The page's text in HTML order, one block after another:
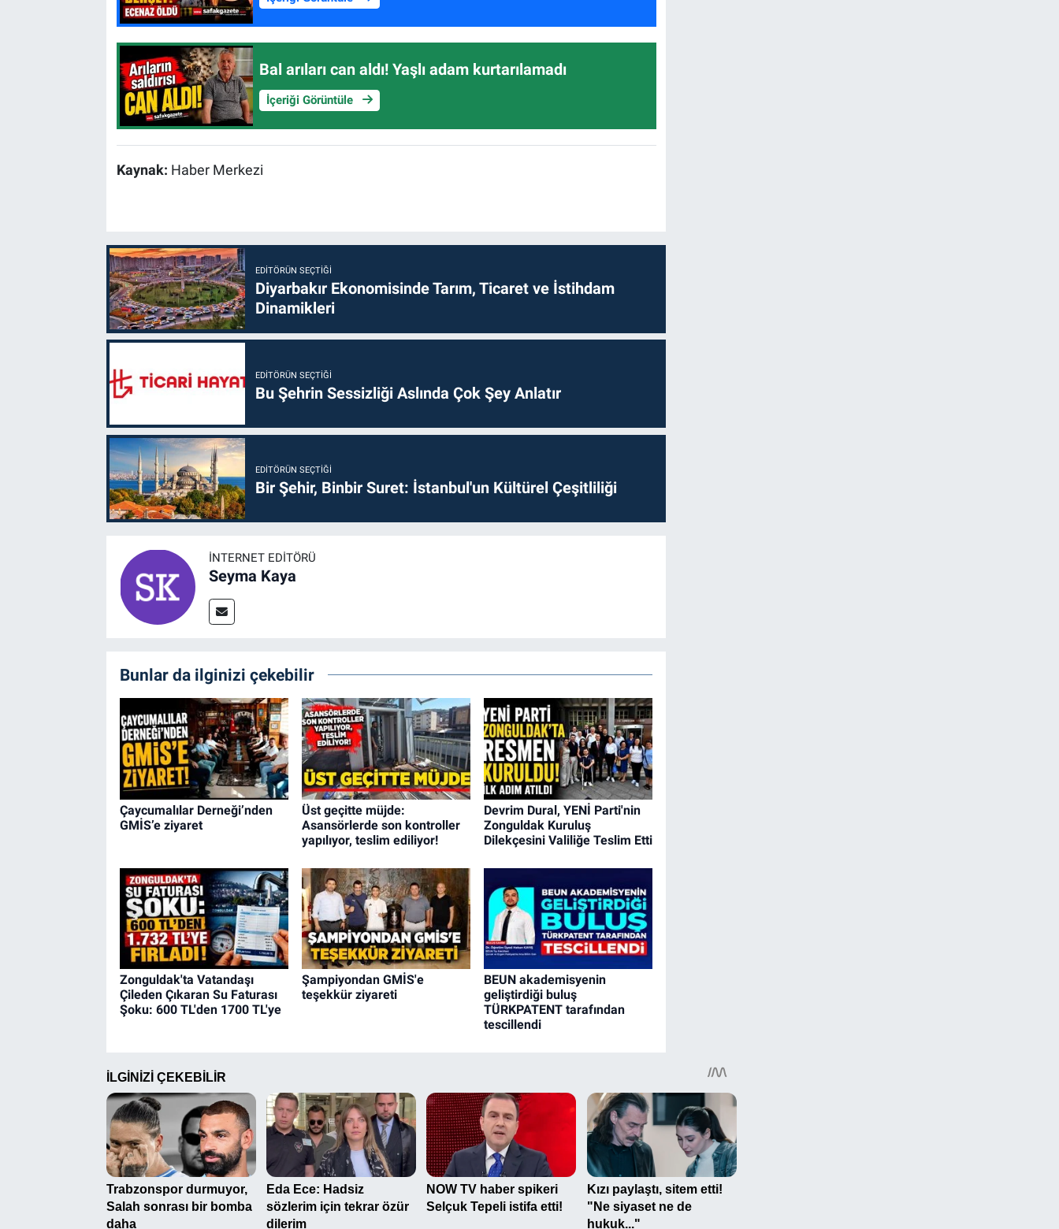
Bal arıları can aldı! Yaşlı adam kurtarılamadı
İçeriği Görüntüle
Kaynak: Haber Merkezi
EDITÖRÜN SEÇTIĞI
Diyarbakır Ekonomisinde Tarım, Ticaret ve İstihdam
Dinamikleri
EDITÖRÜN SEÇTIĞI
Bu Şehrin Sessizliği Aslında Çok Şey Anlatır
EDITÖRÜN SEÇTIĞI
Bir Şehir, Binbir Suret: İstanbul'un Kültürel Çeşitliliği
İNTERNET EDITÖRÜ
Seyma Kaya
Bunlar da ilginizi çekebilir
Çaycumalılar Derneği’nden
GMİS’e ziyaret
Üst geçitte müjde:
Asansörlerde son kontroller
yapılıyor, teslim ediliyor!
Devrim Dural, YENİ Parti'nin
Zonguldak Kuruluş
Dilekçesini Valiliğe Teslim Etti
Zonguldak'ta Vatandaşı
Çileden Çıkaran Su Faturası
Şoku: 600 TL'den 1700 TL'ye
Şampiyondan GMİS'e
teşekkür ziyareti
BEUN akademisyenin
geliştirdiği buluş
TÜRKPATENT tarafından
tescillendi